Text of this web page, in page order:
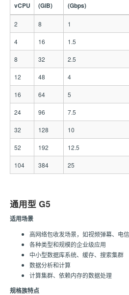
vCPU
(GiB)
(Gbps)
2 8 1
4 16 1.5
8 32 2.5
12 48 4
16 64 5
24 96 7.5
32 128 10
52 192 12.5
104 384 25
通用型 G5
适用场景
高网络包收发场景，如视频弹幕、电
各种类型和规模的企业级应用
中小型数据库系统、缓存、搜索集群
数据分析和计算
计算集群、依赖内存的数据处理
规格族特点